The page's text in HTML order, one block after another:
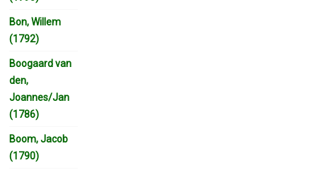
Bon, Willem
(1792)
Boogaard van
den,
Joannes/Jan
(1786)
Boom, Jacob
(1790)